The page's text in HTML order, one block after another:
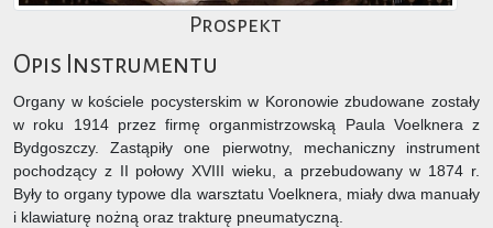
Prospekt
Opis Instrumentu
Organy w kościele pocysterskim w Koronowie zbudowane zostały
w roku 1914 przez firmę organmistrzowską Paula Voelknera z
Bydgoszczy. Zastąpiły one pierwotny, mechaniczny instrument
pochodzący z II połowy XVIII wieku, a przebudowany w 1874 r.
Były to organy typowe dla warsztatu Voelknera, miały dwa manuały
i klawiaturę nożną oraz trakturę pneumatyczną.